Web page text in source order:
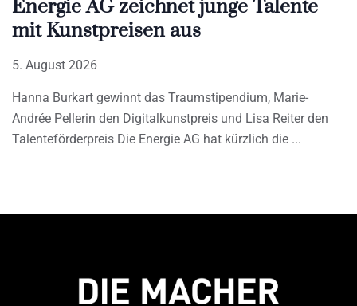
Energie AG zeichnet junge Talente
mit Kunstpreisen aus
5. August 2026
Hanna Burkart gewinnt das Traumstipendium, Marie-
Andrée Pellerin den Digitalkunstpreis und Lisa Reiter den
Talenteförderpreis Die Energie AG hat kürzlich die